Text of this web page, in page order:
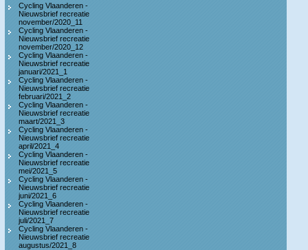
Cycling Vlaanderen -
Nieuwsbrief recreatie
november/2020_11
Cycling Vlaanderen -
Nieuwsbrief recreatie
november/2020_12
Cycling Vlaanderen -
Nieuwsbrief recreatie
januari/2021_1
Cycling Vlaanderen -
Nieuwsbrief recreatie
februari/2021_2
Cycling Vlaanderen -
Nieuwsbrief recreatie
maart/2021_3
Cycling Vlaanderen -
Nieuwsbrief recreatie
april/2021_4
Cycling Vlaanderen -
Nieuwsbrief recreatie
mei/2021_5
Cycling Vlaanderen -
Nieuwsbrief recreatie
juni/2021_6
Cycling Vlaanderen -
Nieuwsbrief recreatie
juli/2021_7
Cycling Vlaanderen -
Nieuwsbrief recreatie
augustus/2021_8